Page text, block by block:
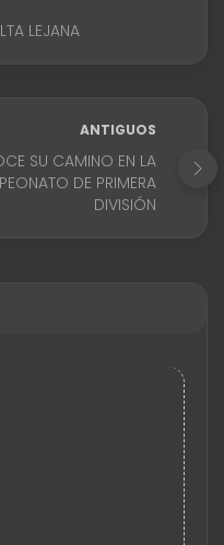
LEJANA
ANTIGUOS
SU CAMINO EN LA
DE PRIMERA
DIVISIÓN